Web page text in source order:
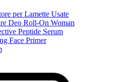
per Lamette Usate
Deo Roll-On Woman
Peptide Serum
Face Primer